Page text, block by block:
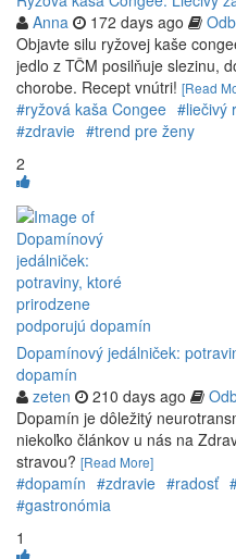
Anna
172 days ago
Objavte silu ryžovej kaše
jedlo z TČM posilňuje slezinu,
chorobe. Recept vnútri! [Read
#ryžová kaša Congee #liečivý
#zdravie #trend pre ženy
2
Dopamínový jedálniček:
dopamín
zeten
210 days ago
Dopamín je dôležitý
niekoľko článkov u nás na
stravou? [Read More]
#dopamín #zdravie #radosť
#gastronómia
1